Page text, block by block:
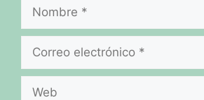
electrónico